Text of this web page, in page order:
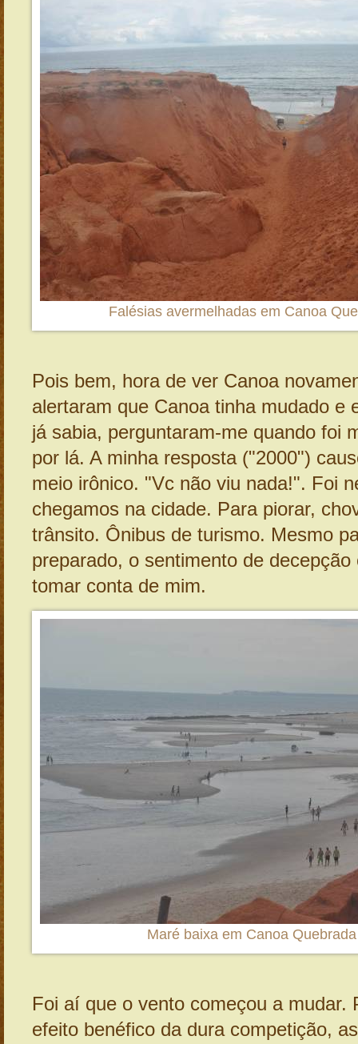
Falésias avermelhadas em Canoa
Pois bem, hora de ver Canoa
alertaram que Canoa tinha mudado e
já sabia, perguntaram-me quando foi
por lá. A minha resposta ("2000")
meio irônico. "Vc não viu nada!". Foi
chegamos na cidade. Para piorar,
trânsito. Ônibus de turismo. Mesmo
preparado, o sentimento de decepção
tomar conta de mim.
Maré baixa em Canoa
Foi aí que o vento começou a mudar.
efeito benéfico da dura competição,